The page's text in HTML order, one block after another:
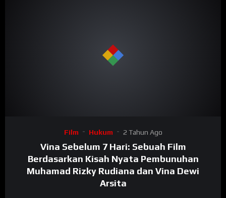
Film Hukum 2 Tahun Ago
Vina Sebelum 7 Hari: Sebuah Film
Berdasarkan Kisah Nyata Pembunuhan
Muhamad Rizky Rudiana dan Vina Dewi
Arsita